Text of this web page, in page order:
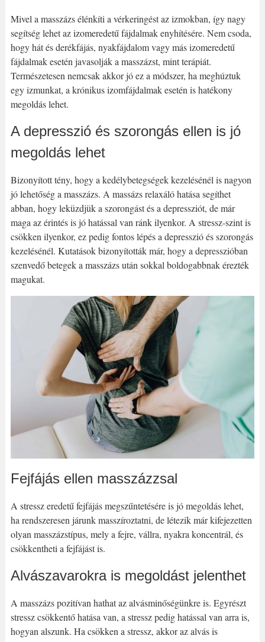
Mivel a masszázs élénkíti a vérkeringést az izmokban, így nagy
segítség lehet az izomeredetű fájdalmak enyhítésére. Nem csoda,
hogy hát és derékfájás, nyakfájdalom vagy más izomeredetű
fájdalmak esetén javasolják a masszázst, mint terápiát.
Természetesen nemcsak akkor jó ez a módszer, ha meghúztuk
egy izmunkat, a krónikus izomfájdalmak esetén is hatékony
megoldás lehet.
A depresszió és szorongás ellen is jó
megoldás lehet
Bizonyított tény, hogy a kedélybetegségek kezelésénél is nagyon
jó lehetőség a masszázs. A massázs relaxáló hatása segíthet
abban, hogy leküzdjük a szorongást és a depressziót, de már
maga az érintés is jó hatással van ránk ilyenkor. A stressz-szint is
csökken ilyenkor, ez pedig fontos lépés a depresszió és szorongás
kezelésénél. Kutatások bizonyították már, hogy a depresszióban
szenvedő betegek a masszázs után sokkal boldogabbnak érezték
magukat.
Fejfájás ellen masszázzsal
A stressz eredetű fejfájás megszűntetésére is jó megoldás lehet,
ha rendszeresen járunk masszíroztatni, de létezik már kifejezetten
olyan masszázstípus, mely a fejre, vállra, nyakra koncentrál, és
csökkentheti a fejfájást is.
Alvászavarokra is megoldást jelenthet
A masszázs pozitívan hathat az alvásminőségünkre is. Egyrészt
stressz csökkentő hatása van, a stressz pedig hatással van arra is,
hogyan alszunk. Ha csökken a stressz, akkor az alvás is